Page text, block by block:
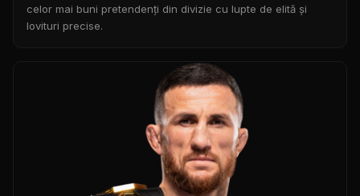
celor mai buni pretendenți din divizie cu lupte de elită și
lovituri precise.